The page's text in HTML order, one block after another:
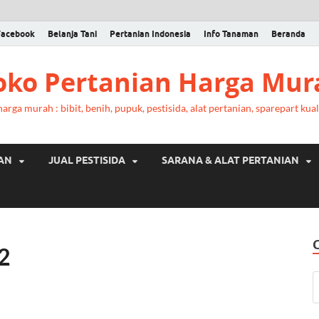
Belanja Tani Pertanian Indonesia Info Tanaman Beranda
Pertanian Harga
murah : bibit, benih, pupuk, pestisida, alat pertanian, sparepart
JUAL PESTISIDA SARANA & ALAT PERTANIAN